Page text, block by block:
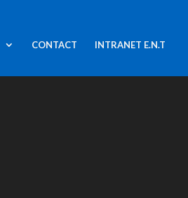
CONTACT INTRANET E.N.T